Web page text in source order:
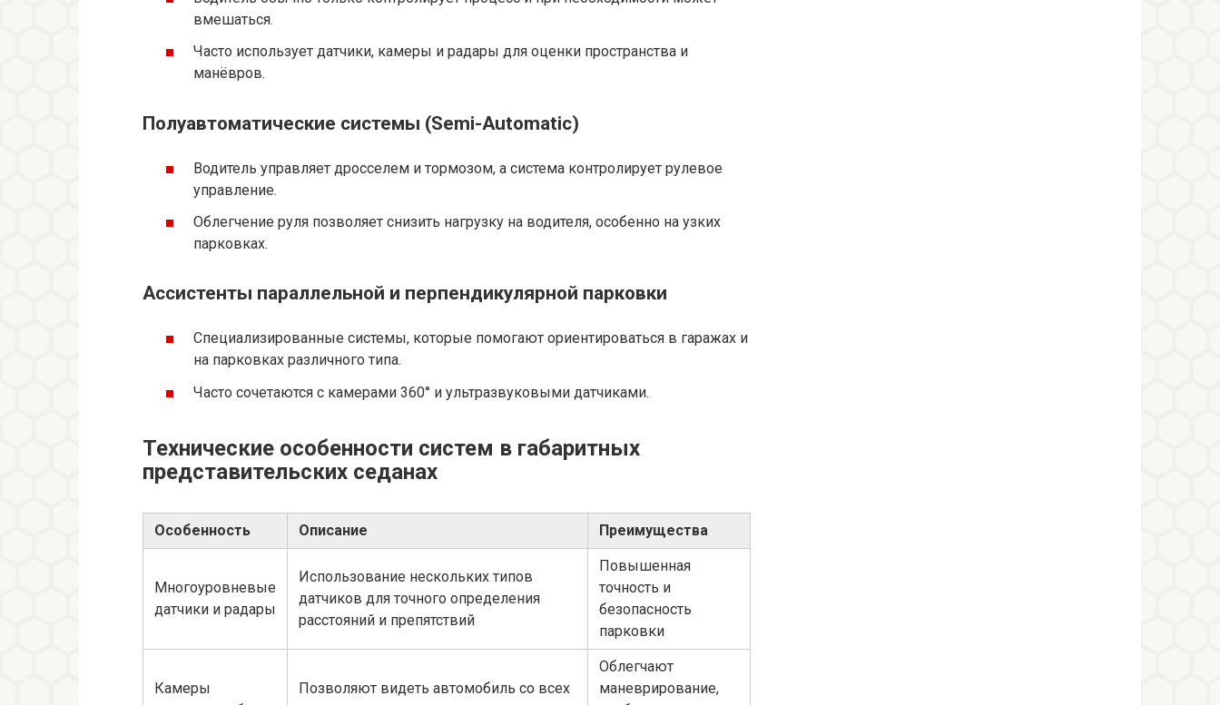
вмешаться.
Часто использует датчики, камеры и радары для оценки пространства и
манёвров.
Полуавтоматические системы (Semi-Automatic)
Водитель управляет дросселем и тормозом, а система контролирует рулевое
управление.
Облегчение руля позволяет снизить нагрузку на водителя, особенно на узких
парковках.
Ассистенты параллельной и перпендикулярной парковки
Специализированные системы, которые помогают ориентироваться в гаражах и
на парковках различного типа.
Часто сочетаются с камерами 360° и ультразвуковыми датчиками.
Технические особенности систем в габаритных
представительских седанах
Особенность Описание Преимущества
Многоуровневые
датчики и радары
Использование нескольких типов
датчиков для точного определения
расстояний и препятствий
Повышенная
точность и
безопасность
парковки
Камеры
Позволяют видеть автомобиль со всех
Облегчают
маневрирование,